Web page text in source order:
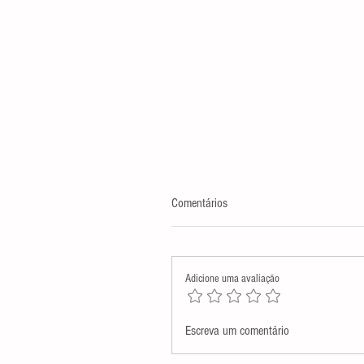
Assembleia Legislativa presta
Comentários
Adicione uma avaliação
Escreva um comentário